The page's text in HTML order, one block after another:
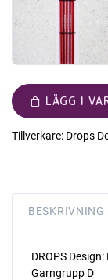
LÄGG I
Tillverkare: Drops
BESKRIVNING
DROPS
Garngrupp D